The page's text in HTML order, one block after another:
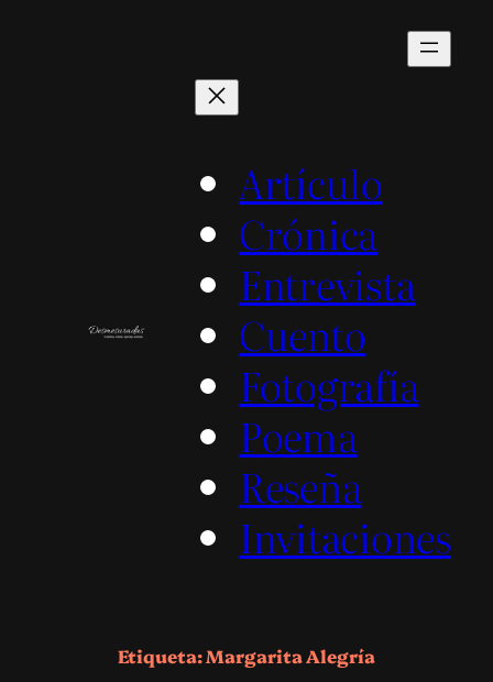
Artículo
Crónica
Entrevista
Cuento
Fotografía
Poema
Reseña
Invitaciones
Etiqueta:Margarita Alegría